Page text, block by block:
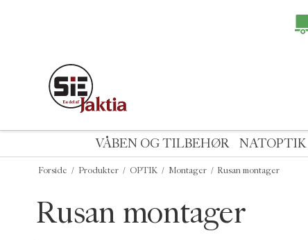
VÅBEN OG TILBEHØR NATOPTIK
Forside / Produkter / OPTIK / Montager / Rusan montager
Rusan montager